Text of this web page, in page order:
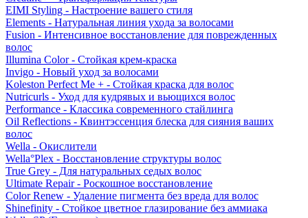
EIMI Styling - Настроение вашего стиля
Elements - Натуральная линия ухода за волосами
Fusion - Интенсивное восстановление для поврежденных
волос
Illumina Color - Стойкая крем-краска
Invigo - Новый уход за волосами
Koleston Perfect Me + - Стойкая краска для волос
Nutricurls - Уход для кудрявых и вьющихся волос
Performance - Классика современного стайлинга
Oil Reflections - Квинтэссенция блеска для сияния ваших
волос
Wella - Окислители
Wella°Plex - Восстановление структуры волос
True Grey - Для натуральных седых волос
Ultimate Repair - Роскошное восстановление
Color Renew - Удаление пигмента без вреда для волос
Shinefinity - Стойкое цветное глазирование без аммиака